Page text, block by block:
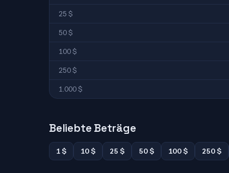
25 $
50 $
100 $
250 $
1.000 $
Beliebte Beträge
1 $ 10 $ 25 $ 50 $ 100 $ 250 $